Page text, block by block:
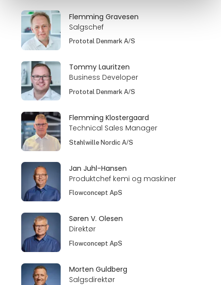
Flemming Gravesen
Salgschef
Prototal Denmark A/S
Tommy Lauritzen
Business Developer
Prototal Denmark A/S
Flemming Klostergaard
Technical Sales Manager
Stahlwille Nordic A/S
Jan Juhl-Hansen
Produktchef kemi og maskiner
Flowconcept ApS
Søren V. Olesen
Direktør
Flowconcept ApS
Morten Guldberg
Salgsdirektør